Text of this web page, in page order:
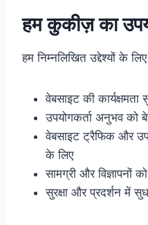
हम कुकीज़ का
हम निम्नलिखित उद्देश्यों के
वेबसाइट की
उपयोगकर्ता अनुभव को
वेबसाइट ट्रैफिक और
के लिए
सामग्री और विज्ञापनों
सुरक्षा और प्रदर्शन में